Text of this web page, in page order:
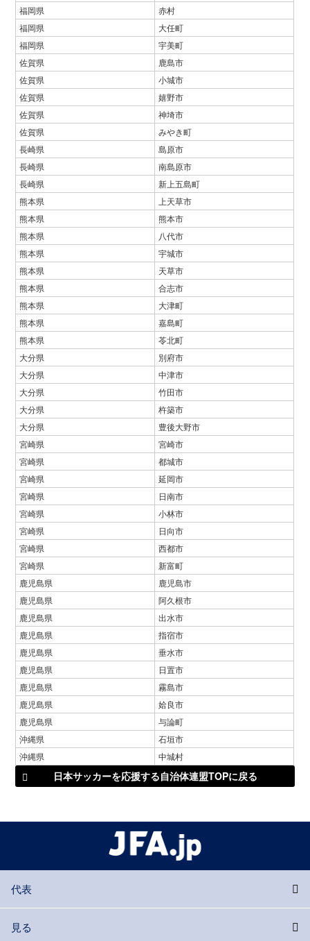
福岡県
赤村
福岡県
大任町
福岡県
宇美町
佐賀県
鹿島市
佐賀県
小城市
佐賀県
嬉野市
佐賀県
神埼市
佐賀県
みやき町
長崎県
島原市
長崎県
南島原市
長崎県
新上五島町
熊本県
上天草市
熊本県
熊本市
熊本県
八代市
熊本県
宇城市
熊本県
天草市
熊本県
合志市
熊本県
大津町
熊本県
嘉島町
熊本県
苓北町
大分県
別府市
大分県
中津市
大分県
竹田市
大分県
杵築市
大分県
豊後大野市
宮崎県
宮崎市
宮崎県
都城市
宮崎県
延岡市
宮崎県
日南市
宮崎県
小林市
宮崎県
日向市
宮崎県
西都市
宮崎県
新富町
鹿児島県
鹿児島市
鹿児島県
阿久根市
鹿児島県
出水市
鹿児島県
指宿市
鹿児島県
垂水市
鹿児島県
日置市
鹿児島県
霧島市
鹿児島県
姶良市
鹿児島県
与論町
沖縄県
石垣市
沖縄県
中城村
日本サッカーを応援する自治体連盟TOPに戻る
代表
見る